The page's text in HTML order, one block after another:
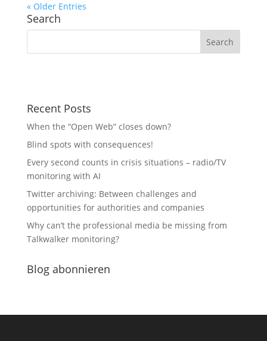
« Older Entries
Search
Recent Posts
When the “Open Web” closes down?
Blind spots with consequences!
Every second counts in crisis situations – radio/TV
monitoring with AI
Twitter archiving: Between challenges and
opportunities for authorities and companies
Why can’t the professional media be missing from
Talkwalker monitoring?
Blog abonnieren